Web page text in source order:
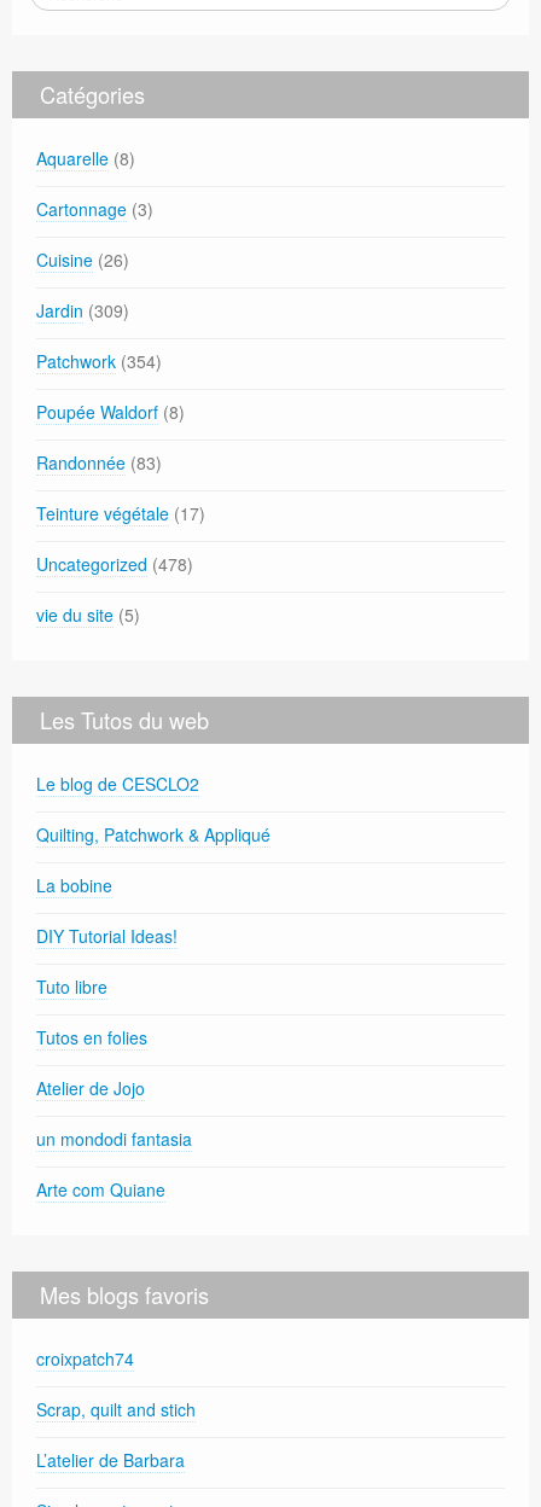
Catégories
Aquarelle (8)
Cartonnage (3)
Cuisine (26)
Jardin (309)
Patchwork (354)
Poupée Waldorf (8)
Randonnée (83)
Teinture végétale (17)
Uncategorized (478)
vie du site (5)
Les Tutos du web
Le blog de CESCLO2
Quilting, Patchwork & Appliqué
La bobine
DIY Tutorial Ideas!
Tuto libre
Tutos en folies
Atelier de Jojo
un mondodi fantasia
Arte com Quiane
Mes blogs favoris
croixpatch74
Scrap, quilt and stich
L’atelier de Barbara